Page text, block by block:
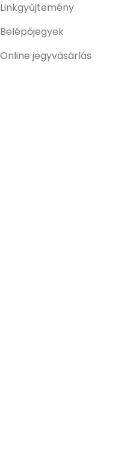
Linkgyűjtemény
Belépőjegyek
Online jegyvásárlás